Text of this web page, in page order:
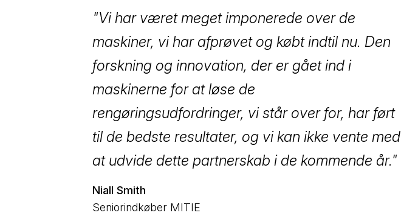
"Vi har været meget imponerede over de
maskiner, vi har afprøvet og købt indtil nu. Den
forskning og innovation, der er gået ind i
maskinerne for at løse de
rengøringsudfordringer, vi står over for, har ført
til de bedste resultater, og vi kan ikke vente med
at udvide dette partnerskab i de kommende år."
Niall Smith
Seniorindkøber MITIE